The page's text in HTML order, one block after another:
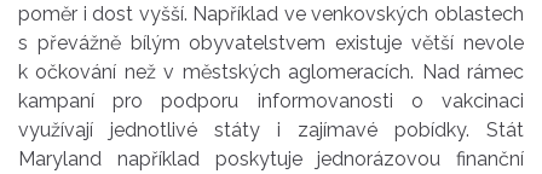
poměr i dost vyšší. Například ve venkovských oblastech
s převážně bílým obyvatelstvem existuje větší nevole
k očkování než v městských aglomeracích. Nad rámec
kampaní pro podporu informovanosti o vakcinaci
využívají jednotlivé státy i zajímavé pobídky. Stát
Maryland například poskytuje jednorázovou finanční